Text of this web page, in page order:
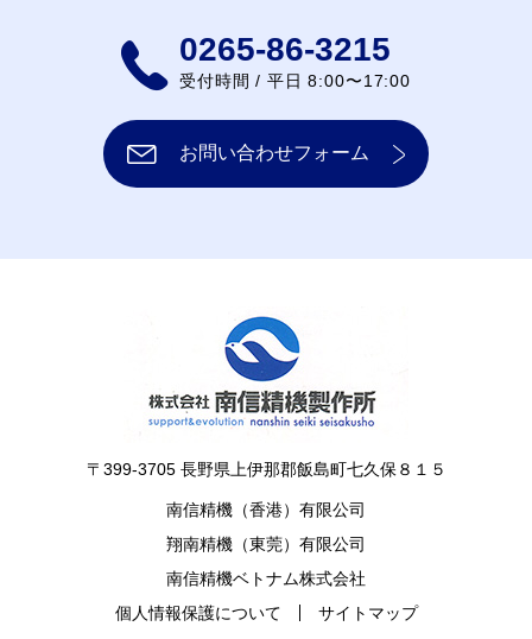
0265-86-3215
受付時間 / 平日 8:00〜17:00
お問い合わせフォーム
〒399-3705 長野県上伊那郡飯島町七久保８１５
南信精機（香港）有限公司
翔南精機（東莞）有限公司
南信精機ベトナム株式会社
個人情報保護について
サイトマップ